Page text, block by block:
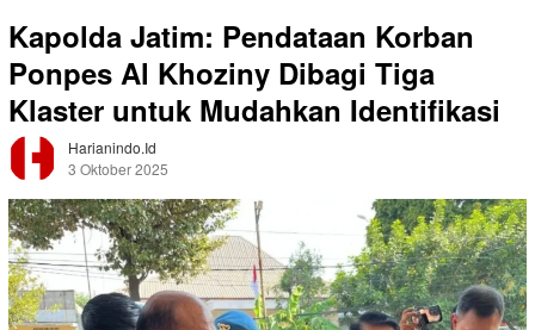
Kapolda Jatim: Pendataan Korban
Ponpes Al Khoziny Dibagi Tiga
Klaster untuk Mudahkan Identifikasi
Harianindo.id
3 Oktober 2025